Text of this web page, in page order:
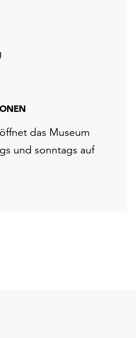
das Museum
und sonntags auf